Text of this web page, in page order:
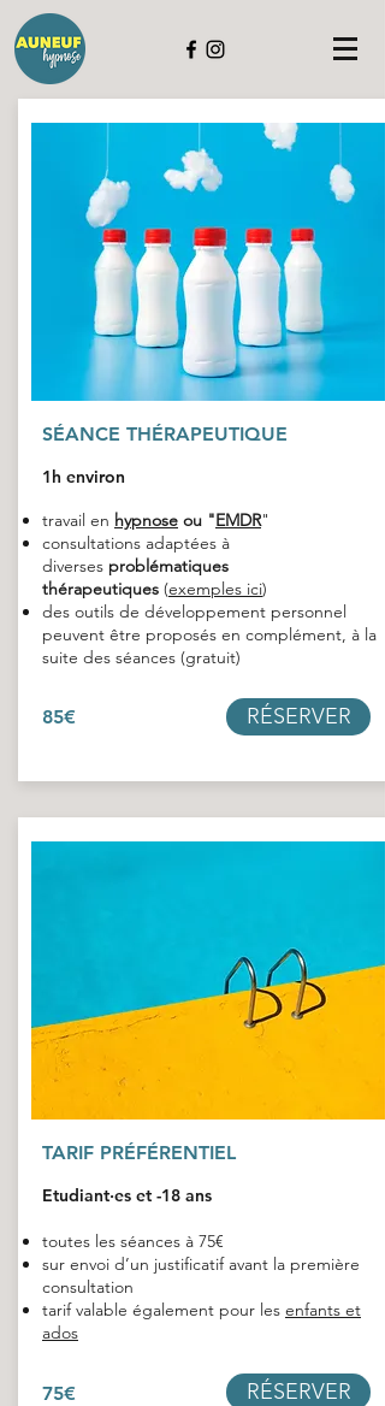
1h environ
travail en hypnose ou "EMDR"
consultations adaptées à
diverses problématiques
thérapeutiques (exemples ici)
des outils de développement personnel
peuvent être proposés en complément, à la
suite des séances (gratuit)
SÉANCE THÉRAPEUTIQUE
85€ RÉSERVER
Etudiant·es et -18 ans
toutes les séances à 75€
sur envoi d’un justificatif avant la première
consultation
tarif valable également pour les enfants et
ados
TARIF PRÉFÉRENTIEL
75€ RÉSERVER